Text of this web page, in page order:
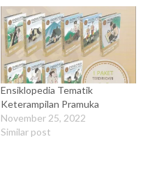
Ensiklopedia Tematik
Keterampilan Pramuka
November 25, 2022
Similar post